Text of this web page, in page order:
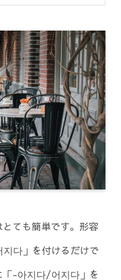
とても簡単です。形容
다」を付けるだけで
「-아지다/어지다」を